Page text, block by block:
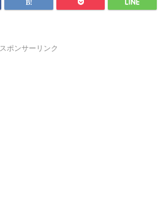
スポンサーリンク